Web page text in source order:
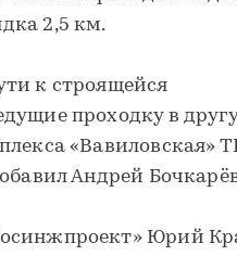
2,5 км.
к строящейся
проходку в
«Вавиловская»
Андрей
Юрий